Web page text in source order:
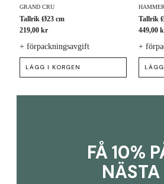
GRAND CRU
Tallrik Ø23 cm
219,00 kr
+ förpackningsavgift
LÄGG I KORGEN
Tallrik
449,00
+
FÅ 10%
NÄSTA